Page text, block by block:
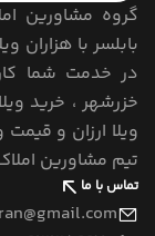
گروه مشاورین
بابلسر با هزاران
در خدمت شما
خزرشهر ، خرید
ویلا ارزان و
تیم مشاورین
تماس با ما